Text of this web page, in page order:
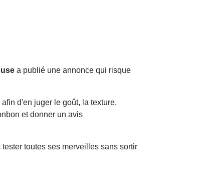
a publié une annonce qui risque
d'en juger le goût, la texture,
et donner un avis
toutes ses merveilles sans sortir